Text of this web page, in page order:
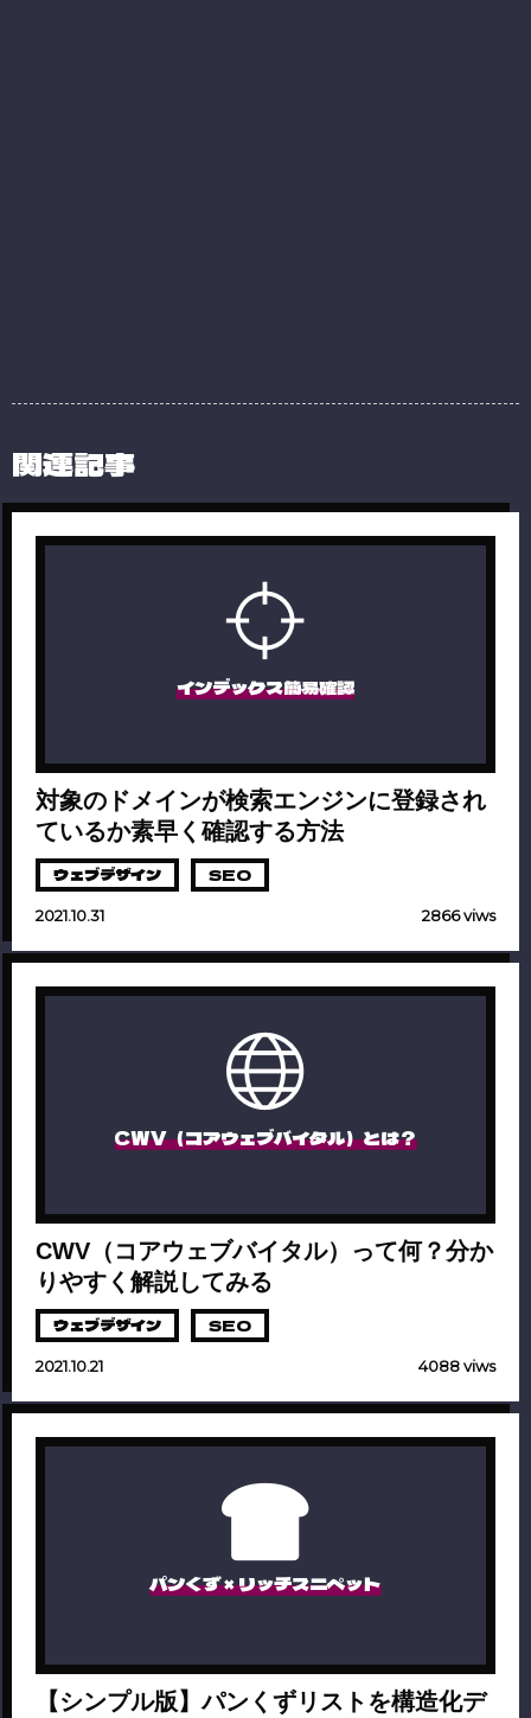
関連記事
インデックス簡易確認
対象のドメインが検索エンジンに登録され
ているか素早く確認する方法
ウェブデザイン SEO
2021.10.31 2866 viws
CWV（コアウェブバイタル）とは？
CWV（コアウェブバイタル）って何？分か
りやすく解説してみる
ウェブデザイン SEO
2021.10.21 4088 viws
パンくず × リッチスニペット
【シンプル版】パンくずリストを構造化デ